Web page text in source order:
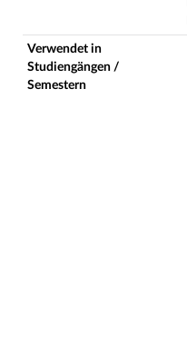
Verwendet in
Studiengängen /
Semestern